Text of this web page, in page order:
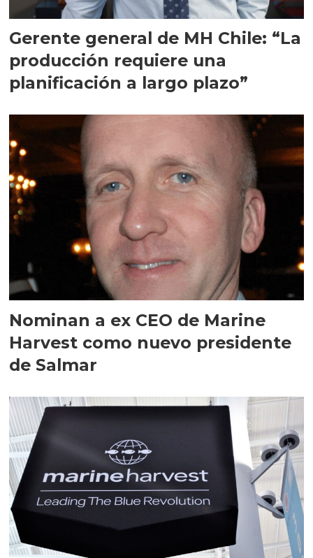
Gerente general de MH Chile: “La
producción requiere una
planificación a largo plazo”
Nominan a ex CEO de Marine
Harvest como nuevo presidente
de Salmar